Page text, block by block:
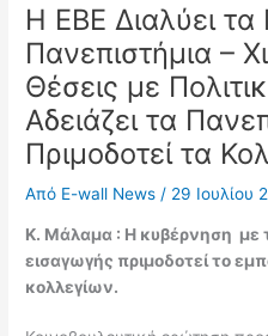
Η ΕΒΕ Διαλύει τα
Πανεπιστήμια –
Θέσεις με
Αδειάζει τα
Πριμοδοτεί τα
Από E-wall News / 29 Ιουλίου
Κ. Μάλαμα : Η κυβέρνηση με
εισαγωγής πριμοδοτεί το
κολλεγίων.